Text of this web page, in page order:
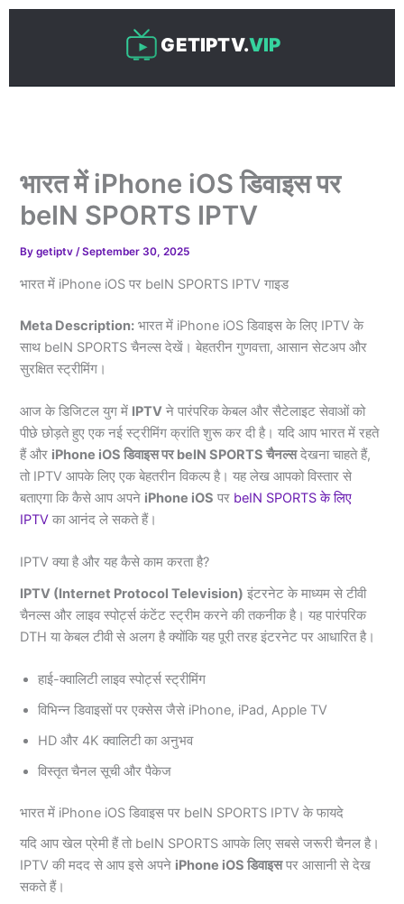
Skip
GETIPTV.VIP
भारत में iPhone iOS डिवाइस पर
beIN SPORTS IPTV
Bygetiptv/September 30, 2025
भारत में iPhone iOS पर beIN SPORTS IPTV गाइड
Meta Description: भारत में iPhone iOS डिवाइस के लिए IPTV के
साथ beIN SPORTS चैनल्स देखें। बेहतरीन गुणवत्ता, आसान सेटअप और
सुरक्षित स्ट्रीमिंग।
आज के डिजिटल युग में IPTV ने पारंपरिक केबल और सैटेलाइट सेवाओं को
पीछे छोड़ते हुए एक नई स्ट्रीमिंग क्रांति शुरू कर दी है। यदि आप भारत में रहते
हैं और iPhone iOS डिवाइस पर beIN SPORTS चैनल्सदेखना चाहते हैं,
तो IPTV आपके लिए एक बेहतरीन विकल्प है। यह लेख आपको विस्तार से
बताएगा कि कैसे आप अपने iPhone iOS पर beIN SPORTS के लिए
IPTV का आनंद ले सकते हैं।
IPTV क्या है और यह कैसे काम करता है?
IPTV (Internet Protocol Television) इंटरनेट के माध्यम से टीवी
चैनल्स और लाइव स्पोर्ट्स कंटेंट स्ट्रीम करने की तकनीक है। यह पारंपरिक
DTH या केबल टीवी से अलग है क्योंकि यह पूरी तरह इंटरनेट पर आधारित है।
हाई-क्वालिटी लाइव स्पोर्ट्स स्ट्रीमिंग
विभिन्न डिवाइसों पर एक्सेस जैसे iPhone, iPad, Apple TV
HD और 4K क्वालिटी का अनुभव
विस्तृत चैनल सूची और पैकेज
भारत में iPhone iOS डिवाइस पर beIN SPORTS IPTV के फायदे
यदि आप खेल प्रेमी हैं तो beIN SPORTS आपके लिए सबसे जरूरी चैनल है।
IPTV की मदद से आप इसे अपने iPhone iOS डिवाइसपर आसानी से देख
सकते हैं।